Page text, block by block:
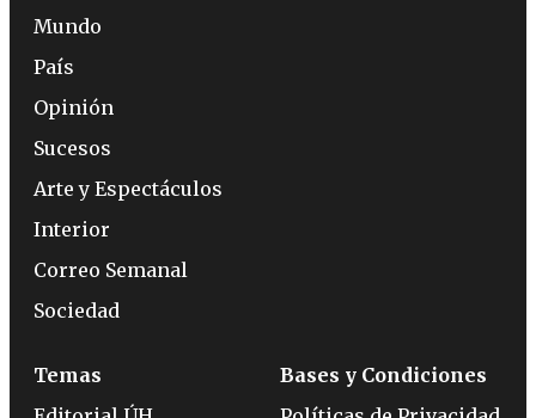
Mundo
País
Opinión
Sucesos
Arte y Espectáculos
Interior
Correo Semanal
Sociedad
Temas
Bases y Condiciones